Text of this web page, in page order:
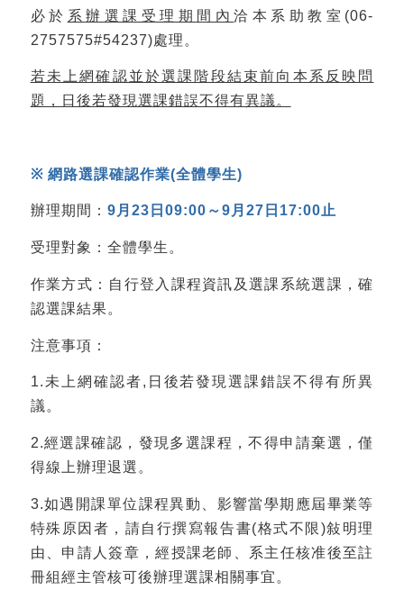
必於 系辦選課受理期間內洽本系助教室(06-
2757575#54237)處理。
若未上網確認並於選課階段結束前向本系反映問
題，日後若發現選課錯誤不得有異議。
※ 網路選課確認作業(全體學生)
辦理期間： 9 月 23 日 09:00 ～9 月 27 日 17:00 止
受理對象：全體學生。
作業方式：自行登入課程資訊及選課系統選課，確
認選課結果。
注意事項：
1.未上網確認者,日後若發現選課錯誤不得有所異
議。
2.經選課確認，發現多選課程，不得申請棄選，僅
得線上辦理退選。
3.如遇開課單位課程異動、影響當學期應屆畢業等
特殊原因者，請自行撰寫報告書(格式不限)敍明理
由、申請人簽章，經授課老師、系主任核准後至註
冊組經主管核可後辦理選課相關事宜。